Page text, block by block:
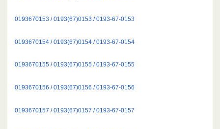
0193670153 / 0193(67)0153 / 0193-67-0153
0193670154 / 0193(67)0154 / 0193-67-0154
0193670155 / 0193(67)0155 / 0193-67-0155
0193670156 / 0193(67)0156 / 0193-67-0156
0193670157 / 0193(67)0157 / 0193-67-0157